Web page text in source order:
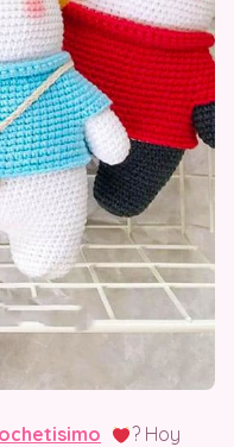
? Hoy